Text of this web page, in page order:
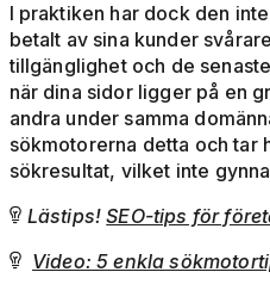
I praktiken har dock den
betalt av sina kunder
tillgänglighet och de
när dina sidor ligger på en
andra under samma
sökmotorerna detta och tar
sökresultat, vilket inte
 Lästips!SEO-tips för
 Video: 5 enkla